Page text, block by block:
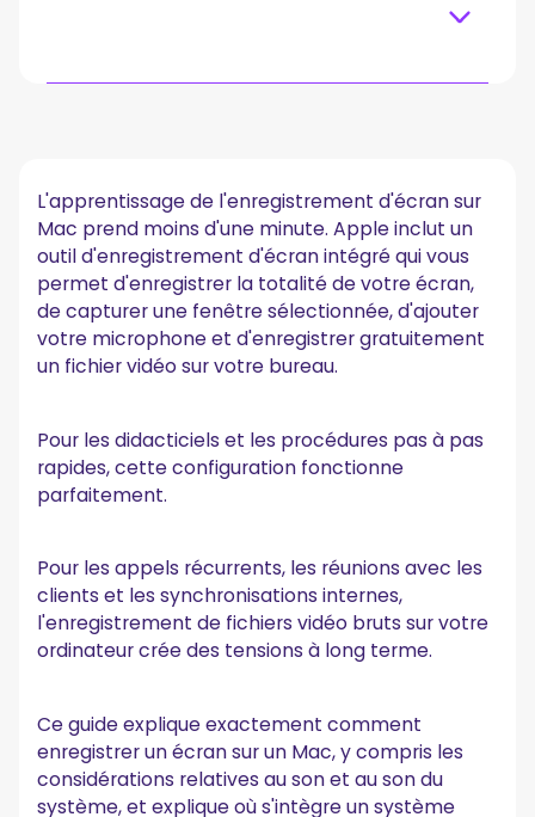
Étape 1 : Ouvrez la barre d'outils d'enregistrement d'écran
Étape 2 : Choisissez ce que vous voulez enregistrer
Étape 3 : Régler les paramètres d'enregistrement
(important)
Étape 4 : démarrer l'enregistrement
Étape 5 : arrêter l'enregistrement
Comment enregistrer le son du système sur Mac
Méthode 2 : Comment enregistrer un écran sur Mac à
Étape 1 : Ouvrez QuickTime
Étape 2 : démarrer un nouvel enregistrement d'écran
Étape 3 : Arrêter et modifier
réunion
Étape 2 : Laissez MeetGeek enregistrer la réunion
Étape 3 : Accédez à la transcription et au résumé de l'IA
Étape 4 : partager, organiser et intégrer
Effectuez des recherches dans les conversations
Suivez les décisions et les mesures à prendre
Revivez des moments spécifiques avec des chapitres
L'apprentissage de l'enregistrement d'écran sur
Mac prend moins d'une minute. Apple inclut un
outil d'enregistrement d'écran intégré qui vous
permet d'enregistrer la totalité de votre écran,
de capturer une fenêtre sélectionnée, d'ajouter
votre microphone et d'enregistrer gratuitement
un fichier vidéo sur votre bureau.
Pour les didacticiels et les procédures pas à pas
rapides, cette configuration fonctionne
parfaitement.
Pour les appels récurrents, les réunions avec les
clients et les synchronisations internes,
l'enregistrement de fichiers vidéo bruts sur votre
ordinateur crée des tensions à long terme.
Ce guide explique exactement comment
enregistrer un écran sur un Mac, y compris les
considérations relatives au son et au son du
système, et explique où s'intègre un système